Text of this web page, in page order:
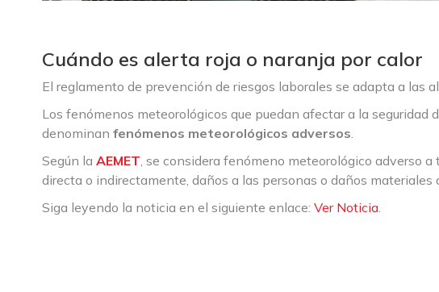
Cuándo es alerta roja o naranja por calor
El reglamento de prevención de riesgos laborales se adapta a las
Los fenómenos meteorológicos que puedan afectar a la seguridad
denominan fenómenos meteorológicos adversos
Según la AEMET , se considera fenómeno meteorológico adverso
directa o indirectamente, daños a las personas o daños materiales
Siga leyendo la noticia en el siguiente enlace: Ver Noticia